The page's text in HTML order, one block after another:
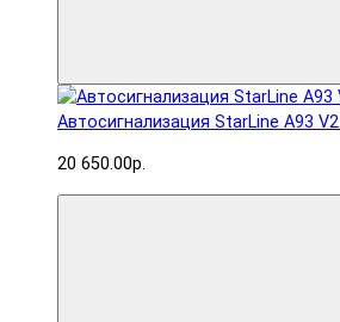
Автосигнализация StarLine A93 V2
20 650.00р.